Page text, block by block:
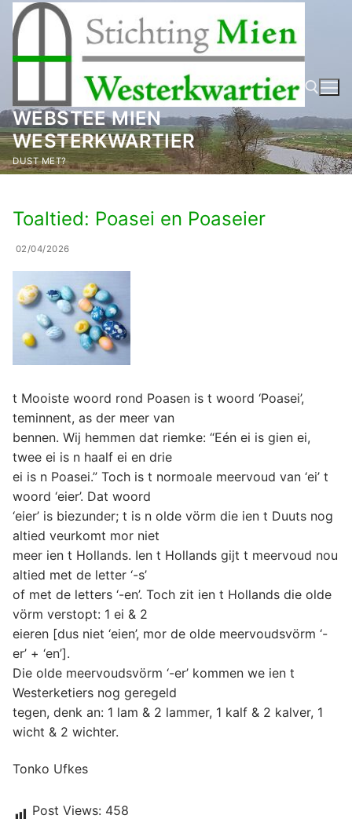
naar
inhoud
WEBSTEE MIEN
WESTERKWARTIER
DUST MET? Zoeken naar:
Toaltied: Poasei en Poaseier
02/04/2026
t Mooiste woord rond Poasen is t woord ‘Poasei’,
teminnent, as der meer van
bennen. Wij hemmen dat riemke: “Eén ei is gien ei,
twee ei is n haalf ei en drie
ei is n Poasei.” Toch is t normoale meervoud van ‘ei’ t
woord ‘eier’. Dat woord
‘eier’ is biezunder; t is n olde vörm die ien t Duuts nog
altied veurkomt mor niet
meer ien t Hollands. Ien t Hollands gijt t meervoud nou
altied met de letter ‘-s’
of met de letters ‘-en’. Toch zit ien t Hollands die olde
vörm verstopt: 1 ei & 2
eieren [dus niet ‘eien’, mor de olde meervoudsvörm ‘-
er’ + ‘en’].
Die olde meervoudsvörm ‘-er’ kommen we ien t
Westerketiers nog geregeld
tegen, denk an: 1 lam & 2 lammer, 1 kalf & 2 kalver, 1
wicht & 2 wichter.
Tonko Ufkes
Post Views: 458